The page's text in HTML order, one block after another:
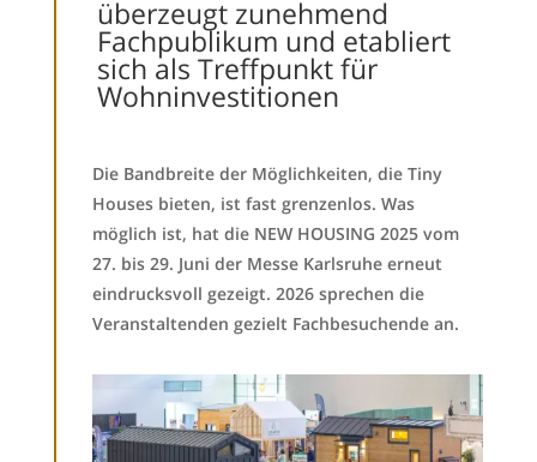
überzeugt zunehmend
Fachpublikum und etabliert
sich als Treffpunkt für
Wohninvestitionen
Die Bandbreite der Möglichkeiten, die Tiny
Houses bieten, ist fast grenzenlos. Was
möglich ist, hat die NEW HOUSING 2025 vom
27. bis 29. Juni der Messe Karlsruhe erneut
eindrucksvoll gezeigt. 2026 sprechen die
Veranstaltenden gezielt Fachbesuchende an.